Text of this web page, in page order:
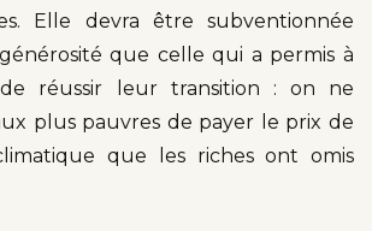
Elle devra être subventionnée
que celle qui a permis à
de réussir leur transition : on ne
plus pauvres de payer le prix de
que les riches ont omis